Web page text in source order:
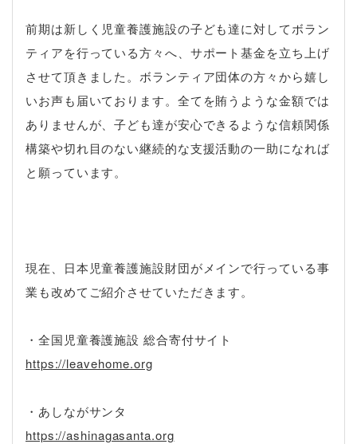
前期は新しく児童養護施設の子ども達に対してボラン
ティアを行っている方々へ、サポート基金を立ち上げ
させて頂きました。ボランティア団体の方々から嬉し
いお声も届いております。全てを賄うような金額では
ありませんが、子ども達が安心できるような信頼関係
構築や切れ目のない継続的な支援活動の一助になれば
と願っています。
現在、日本児童養護施設財団がメインで行っている事
業も改めてご紹介させていただきます。
・全国児童養護施設 総合寄付サイト
https://leavehome.org
・あしながサンタ
https://ashinagasanta.org